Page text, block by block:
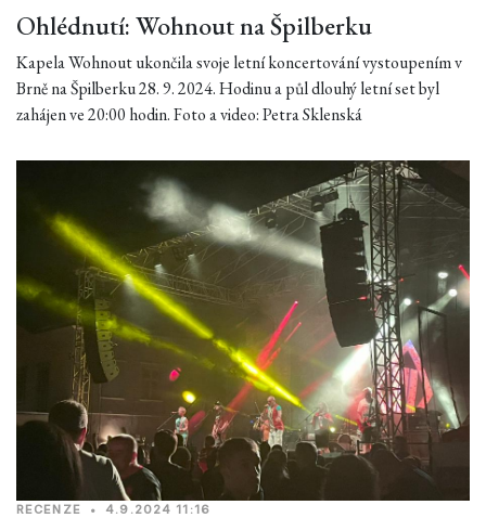
Ohlédnutí: Wohnout na Špilberku
Kapela Wohnout ukončila svoje letní koncertování vystoupením v
Brně na Špilberku 28. 9. 2024. Hodinu a půl dlouhý letní set byl
zahájen ve 20:00 hodin. Foto a video: Petra Sklenská
RECENZE • 4.9.2024 11:16